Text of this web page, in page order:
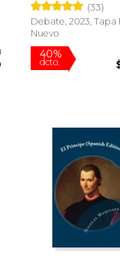
(33)
Debate, 2023, Tapa
Nuevo